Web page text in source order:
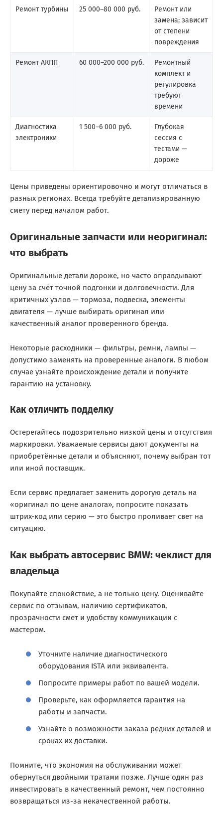
Ремонт турбины 25 000–80 000 руб.
Ремонт или
замена; зависит
от степени
повреждения
Ремонт АКПП 60 000–200 000 руб.
Ремонтный
комплект и
регулировка
требуют
времени
Диагностика
электроники
1 500–6 000 руб.
Глубокая
сессия с
тестами —
дороже
Цены приведены ориентировочно и могут отличаться в
разных регионах. Всегда требуйте детализированную
смету перед началом работ.
Оригинальные запчасти или неоригинал:
что выбрать
Оригинальные детали дороже, но часто оправдывают
цену за счёт точной подгонки и долговечности. Для
критичных узлов — тормоза, подвеска, элементы
двигателя — лучше выбирать оригинал или
качественный аналог проверенного бренда.
Некоторые расходники — фильтры, ремни, лампы —
допустимо заменять на проверенные аналоги. В любом
случае узнайте происхождение детали и получите
гарантию на установку.
Как отличить подделку
Остерегайтесь подозрительно низкой цены и отсутствия
маркировки. Уважаемые сервисы дают документы на
приобретённые детали и объясняют, почему выбран тот
или иной поставщик.
Если сервис предлагает заменить дорогую деталь на
«оригинал по цене аналога», попросите показать
штрих-код или серию — это быстро проливает свет на
ситуацию.
Как выбрать автосервис BMW: чеклист для
владельца
Покупайте спокойствие, а не только цену. Оценивайте
сервис по отзывам, наличию сертификатов,
прозрачности смет и удобству коммуникации с
мастером.
Уточните наличие диагностического
оборудования ISTA или эквивалента.
Попросите примеры работ по вашей модели.
Проверьте, как оформляется гарантия на
работы и запчасти.
Узнайте о возможности заказа редких деталей и
сроках их доставки.
Помните, что экономия на обслуживании может
обернуться двойными тратами позже. Лучше один раз
инвестировать в качественный ремонт, чем постоянно
возвращаться из-за некачественной работы.